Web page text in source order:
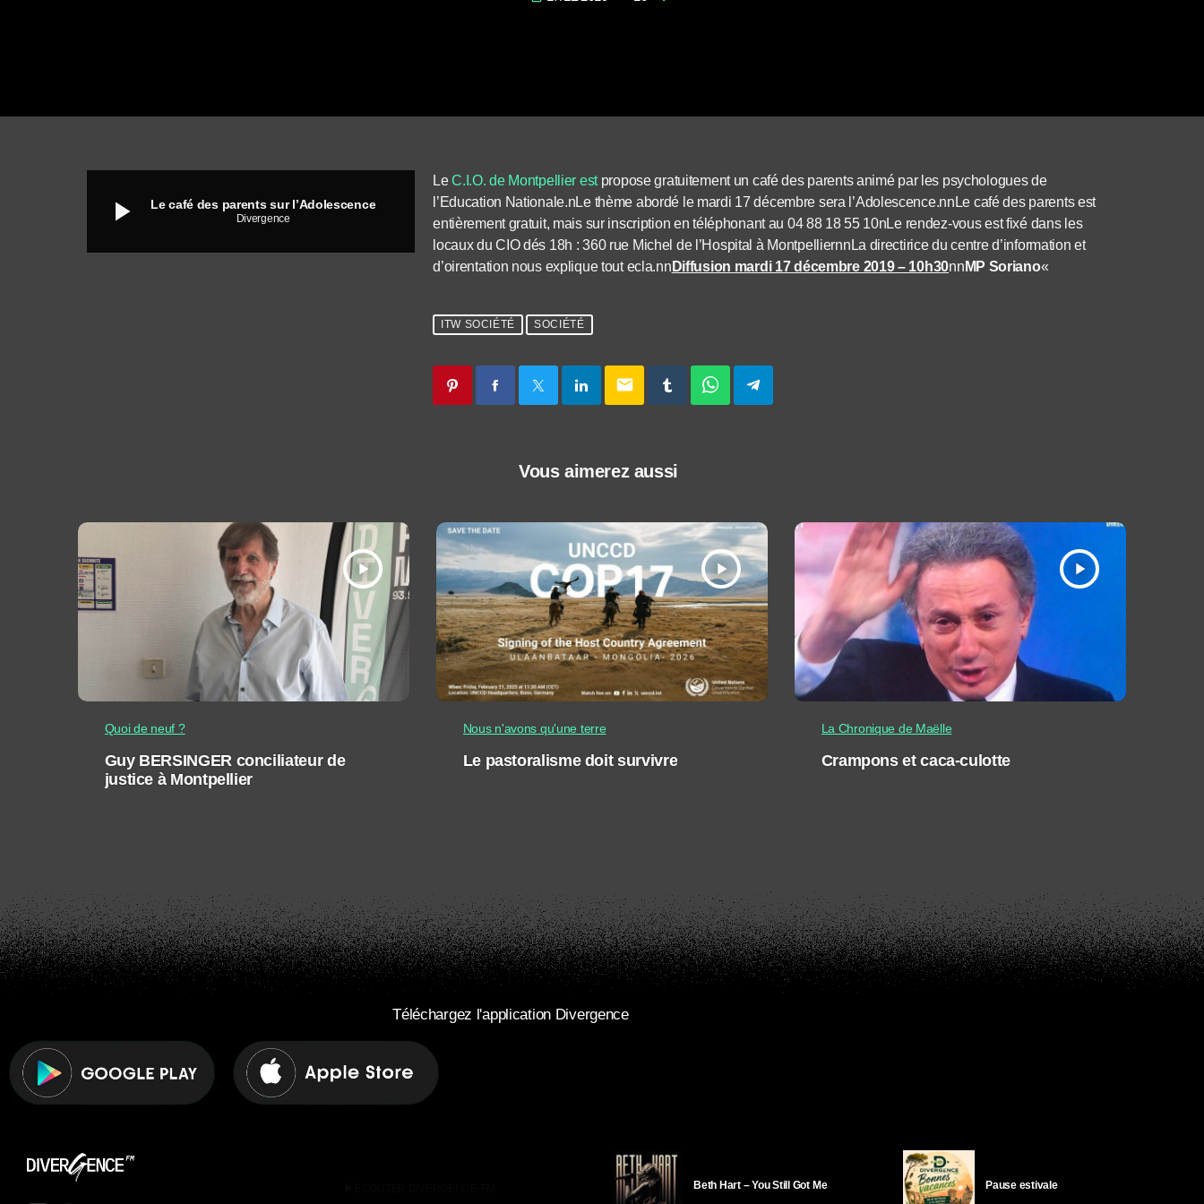
play_arrow Le café des parents sur l’Adolescence
Divergence
LeC.I.O. de Montpellier estpropose gratuitement un café des parents animé par les psychologues de
l’Education Nationale.nLe thème abordé le mardi 17 décembre sera l’Adolescence.nnLe café des parents est
entièrement gratuit, mais sur inscription en téléphonant au 04 88 18 55 10nLe rendez-vous est fixé dans les
locaux du CIO dés 18h : 360 rue Michel de l’Hospital à MontpelliernnLa directirice du centre d’information et
d’oirentation nous explique tout ecla.nn Diffusion mardi 17 décembre 2019 – 10h30nn MP Soriano«
ITW SOCIÉTÉ SOCIÉTÉ
email
Vous aimerez aussi
play_arrow
Quoi de neuf ?
Guy BERSINGER conciliateur de
justice à Montpellier
play_arrow
Nous n'avons qu'une terre
Le pastoralisme doit survivre
play_arrow
La Chronique de Maëlle
Crampons et caca-culotte
Téléchargez l'application Divergence
Beth Hart – You Still Got Me Pause estivale